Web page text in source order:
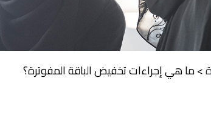
>ما هي إجراءات تخفيض الباقة المفوترة؟